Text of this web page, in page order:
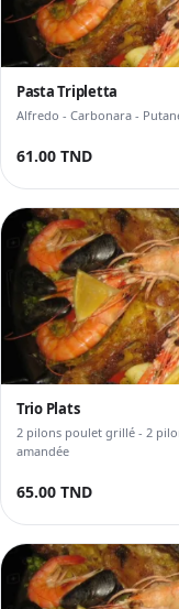
Pasta Tripletta
Alfredo - Carbonara -
61.00 TND
Trio Plats
2 pilons poulet grillé - 2
amandée
65.00 TND